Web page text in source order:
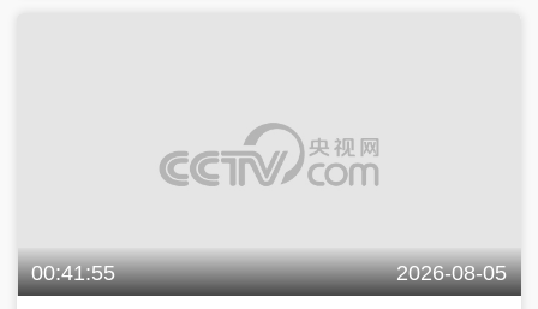
00:41:55 2026-08-05